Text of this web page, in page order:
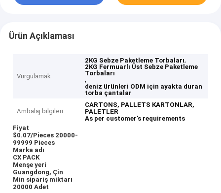
Ürün Açıklaması
Vurgulamak
2KG Sebze Paketleme Torbaları,
2KG Fermuarlı Üst Sebze Paketleme
Torbaları
,
deniz ürünleri ODM için ayakta duran
torba çantalar
Ambalaj bilgileri
CARTONS, PALLETS KARTONLAR,
PALETLER
As per customer's requirements
Fiyat
$0.07/Pieces 20000-
99999 Pieces
Marka adı
CX PACK
Menşe yeri
Guangdong, Çin
Min sipariş miktarı
20000 Adet